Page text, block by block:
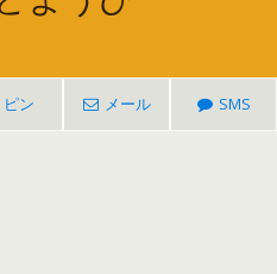
ピン メール SMS